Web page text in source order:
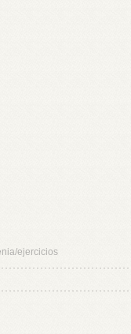
ejercicios